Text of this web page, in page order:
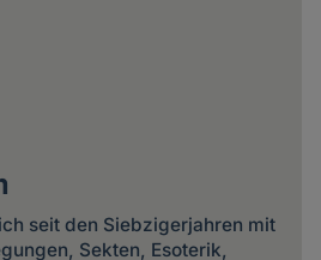
seit den Siebzigerjahren mit
Sekten, Esoterik,